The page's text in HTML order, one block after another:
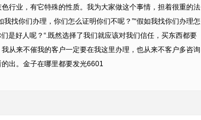
行业，有它特殊的性质。我为大家做这个事情，担着很重的法
找你们办理，你们怎么证明你们不呢？”“假如我找你们办理怎
是好人呢？“.既然选择了我们就应该对我们信任，买东西都要
从来不催我的客户一定要在我这里办理，也从来不客户多咨询
出。金子在哪里都要发光6601